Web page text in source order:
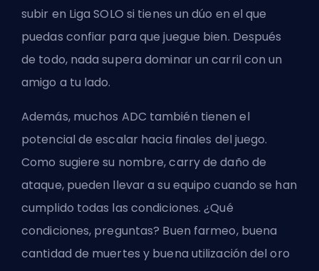
subir en Liga SOLO si tienes un dúo en el que
puedas confiar para que juegue bien. Después
de todo, nada supera dominar un carril con un
amigo a tu lado.
Además, muchos ADC también tienen el
potencial de escalar hacia finales del juego.
Como sugiere su nombre, carry de daño de
ataque, pueden llevar a su equipo cuando se han
cumplido todas las condiciones. ¿Qué
condiciones, preguntas? Buen farmeo, buena
cantidad de muertes y buena utilización del oro